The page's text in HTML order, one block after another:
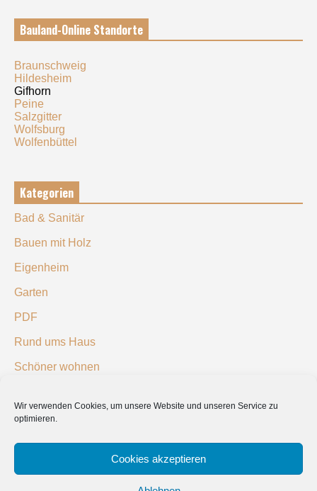
Wir verwenden Cookies, um unsere Website und unseren Service zu
optimieren.
Cookies akzeptieren
Bauland-Online Standorte
Braunschweig
Hildesheim
Gifhorn
Peine
Salzgitter
Wolfsburg
Wolfenbüttel
Kategorien
Bad & Sanitär
Bauen mit Holz
Eigenheim
Garten
PDF
Rund ums Haus
Schöner wohnen